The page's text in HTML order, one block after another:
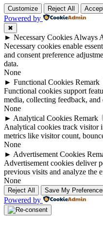
Customize Reject All
Powered by
✖
► Necessary CookiesAlways
Necessary cookies enable
and consent preference
data.
None
► Functional Cookies Remark
Functional cookies support
media, collecting feedback,
None
► Analytical Cookies Remark
Analytical cookies track visitor
metrics like visitor count,
None
► Advertisement Cookies
Advertisement cookies deliver
previous visits and analyze the
None
Reject All Save My
Powered by